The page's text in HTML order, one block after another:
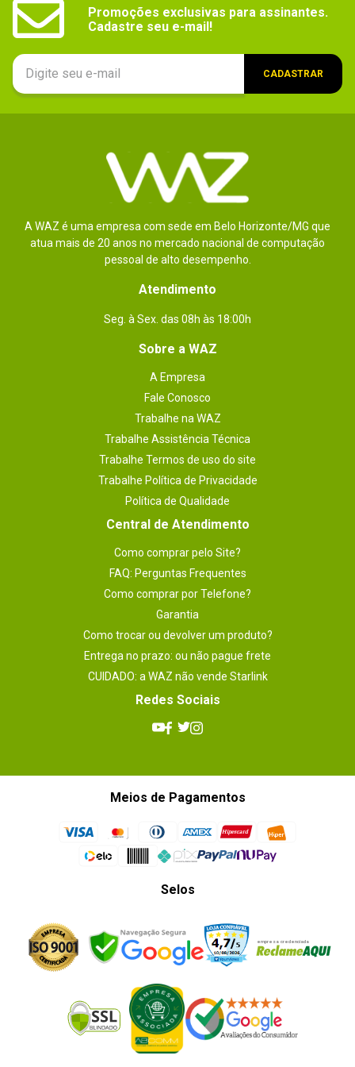
Promoções exclusivas para assinantes.
Cadastre seu e-mail!
CADASTRAR
A WAZ é uma empresa com sede em Belo Horizonte/MG que
atua mais de 20 anos no mercado nacional de computação
pessoal de alto desempenho.
Atendimento
Seg. à Sex. das 08h às 18:00h
Sobre a WAZ
A Empresa
Fale Conosco
Trabalhe na WAZ
Trabalhe Assistência Técnica
Trabalhe Termos de uso do site
Trabalhe Política de Privacidade
Política de Qualidade
Central de Atendimento
Como comprar pelo Site?
FAQ: Perguntas Frequentes
Como comprar por Telefone?
Garantia
Como trocar ou devolver um produto?
Entrega no prazo: ou não pague frete
CUIDADO: a WAZ não vende Starlink
Redes Sociais
Meios de Pagamentos
Selos